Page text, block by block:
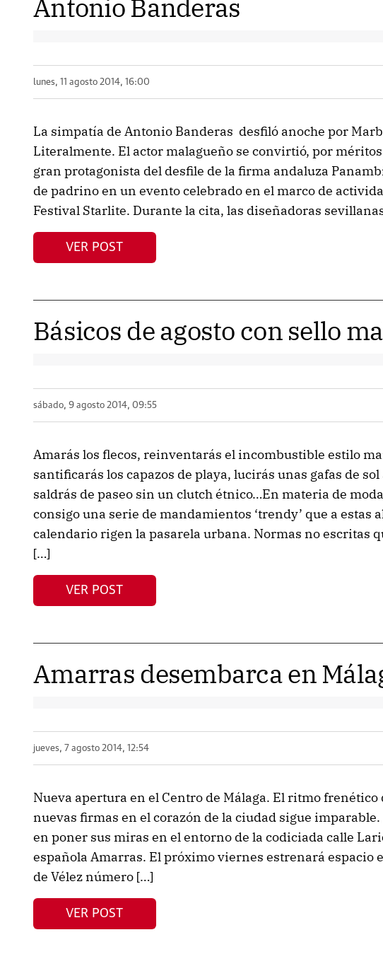
Antonio Banderas
lunes, 11 agosto 2014, 16:00
La simpatía de Antonio Banderas desfiló anoche por
Literalmente. El actor malagueño se convirtió, por
gran protagonista del desfile de la firma andaluza
de padrino en un evento celebrado en el marco de
Festival Starlite. Durante la cita, las diseñadoras
VER POST
Básicos de agosto con sello
sábado, 9 agosto 2014, 09:55
Amarás los flecos, reinventarás el incombustible estilo
santificarás los capazos de playa, lucirás unas gafas de
saldrás de paseo sin un clutch étnico…En materia de
consigo una serie de mandamientos ‘trendy’ que a estas
calendario rigen la pasarela urbana. Normas no escritas
[…]
VER POST
Amarras desembarca en
jueves, 7 agosto 2014, 12:54
Nueva apertura en el Centro de Málaga. El ritmo frenético
nuevas firmas en el corazón de la ciudad sigue
en poner sus miras en el entorno de la codiciada calle
española Amarras. El próximo viernes estrenará espacio
de Vélez número […]
VER POST